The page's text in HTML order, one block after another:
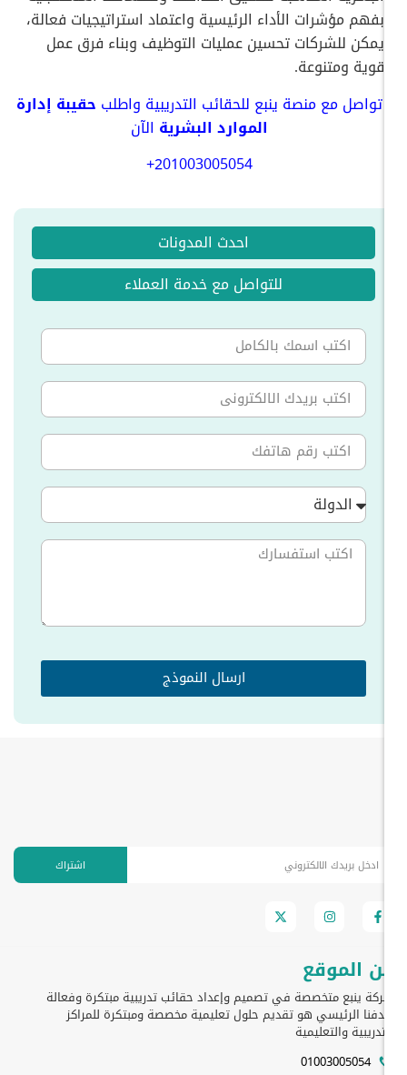
بفهم مؤشرات الأداء الرئيسية واعتماد استراتيجيات فعالة،
يمكن للشركات تحسين عمليات التوظيف وبناء فرق عمل
قوية ومتنوعة.
تواصلمعمنصةينبعللحقائب التدريبيةواطلبحقيبة إدارة
الموارد البشريةالآن
+201003005054
احدث المدونات
للتواصل مع خدمة العملاء
الدولة
ارسال النموذج
اشتراك
الموقع
ينبع متخصصة في تصميم وإعداد حقائب تدريبية مبتكرة وفعالة
الرئيسي هو تقديم حلول تعليمية مخصصة ومبتكرة للمراكز
والتعليمية
01003005054